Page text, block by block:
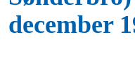
december